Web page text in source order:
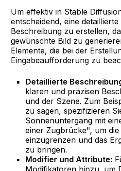
Um effektiv in Stable
entscheidend, eine
Beschreibung zu erstellen,
gewünschte Bild zu
Elemente, die bei der
Eingabeaufforderung zu
Detaillierte
klaren und präzisen
und der Szene. Zum
zu sagen, spezifizieren
Sonnenuntergang mit
einer Zugbrücke", um
einzugrenzen und das
zu bringen.
Modifier und Attribute:
Modifikatoren hinzu, um